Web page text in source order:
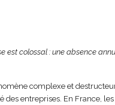
est colossal : une absence
complexe et
entreprises. En France,